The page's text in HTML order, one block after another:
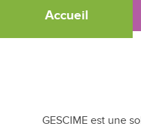
Accueil
GESCIME est une